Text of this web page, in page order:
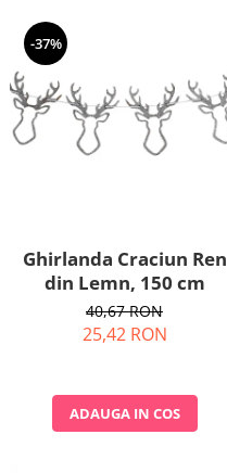
-37%
Ghirlanda Craciun Ren
din Lemn, 150 cm
40,67 RON
25,42 RON
ADAUGA IN COS